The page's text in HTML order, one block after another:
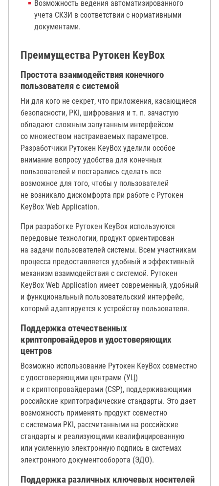
Возможность ведения автоматизированного
учета СКЗИ в соответствии с нормативными
документами.
Преимущества Рутокен KeyBox
Простота взаимодействия конечного
пользователя с системой
Ни для кого не секрет, что приложения, касающиеся
безопасности, PKI, шифрования и т. п. зачастую
обладают сложным запутанным интерфейсом
со множеством настраиваемых параметров.
Разработчики Рутокен KeyBox уделили особое
внимание вопросу удобства для конечных
пользователей и постарались сделать все
возможное для того, чтобы у пользователей
не возникало дискомфорта при работе с Рутокен
KeyBox Web Application.
При разработке Рутокен KeyBox используются
передовые технологии, продукт ориентирован
на задачи пользователей системы. Всем участникам
процесса предоставляется удобный и эффективный
механизм взаимодействия с системой. Рутокен
KeyBox Web Application имеет современный, удобный
и функциональный пользовательский интерфейс,
который адаптируется к устройству пользователя.
Поддержка отечественных
криптопровайдеров и удостоверяющих
центров
Возможно использование Рутокен KeyBox совместно
с удостоверяющими центрами (УЦ)
и с криптопровайдерами (CSP), поддерживающими
российские криптографические стандарты. Это дает
возможность применять продукт совместно
с системами PKI, рассчитанными на российские
стандарты и реализующими квалифицированную
или усиленную электронную подпись в системах
электронного документооборота (ЭДО).
Поддержка различных ключевых носителей